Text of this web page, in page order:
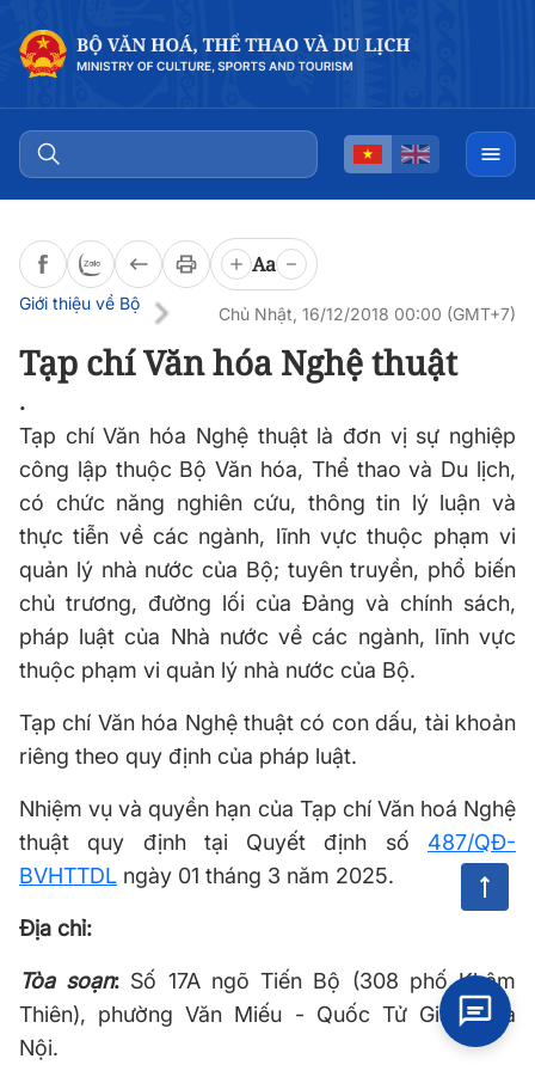
Aa
Giới thiệu về Bộ
Chủ Nhật, 16/12/2018 00:00 (GMT+7)
Tạp chí Văn hóa Nghệ thuật
.
Tạp chí Văn hóa Nghệ thuật là đơn vị sự nghiệp
công lập thuộc Bộ Văn hóa, Thể thao và Du lịch,
có chức năng nghiên cứu, thông tin lý luận và
thực tiễn về các ngành, lĩnh vực thuộc phạm vi
quản lý nhà nước của Bộ; tuyên truyền, phổ biến
chủ trương, đường lối của Đảng và chính sách,
pháp luật của Nhà nước về các ngành, lĩnh vực
thuộc phạm vi quản lý nhà nước của Bộ.
Tạp chí Văn hóa Nghệ thuật có con dấu, tài khoản
riêng theo quy định của pháp luật.
Nhiệm vụ và quyền hạn của Tạp chí Văn hoá Nghệ
thuật quy định tại Quyết định số 487/QĐ-
BVHTTDL ngày 01 tháng 3 năm 2025.
Địa chỉ:
Tòa soạn: Số 17A ngõ Tiến Bộ (308 phố Khâm
Thiên), phường Văn Miếu - Quốc Tử Giám, Hà
Nội.
Đọc bài